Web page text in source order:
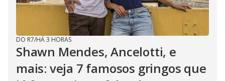
DO R7/HÁ 3 HORAS
Shawn Mendes, Ancelotti, e
mais: veja 7 famosos gringos que